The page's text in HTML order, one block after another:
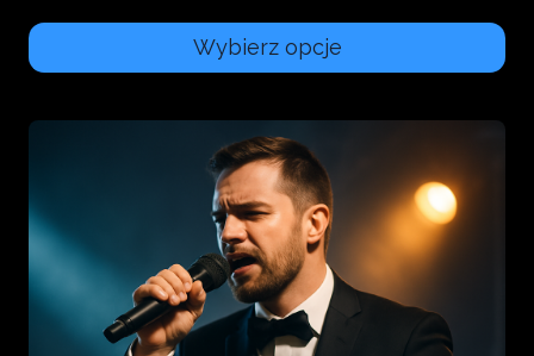
18.00 zł
do
25.00 zł
dźwiękowych
Wybierz opcje
produkt
wariantów.
Opcje
można
wybrać